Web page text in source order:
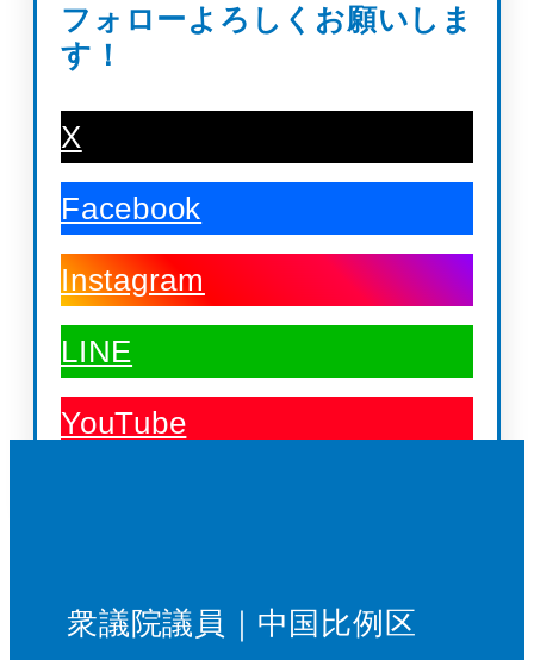
フォローよろしくお願いしま
す！
X
Facebook
Instagram
LINE
YouTube
衆議院議員｜中国比例区